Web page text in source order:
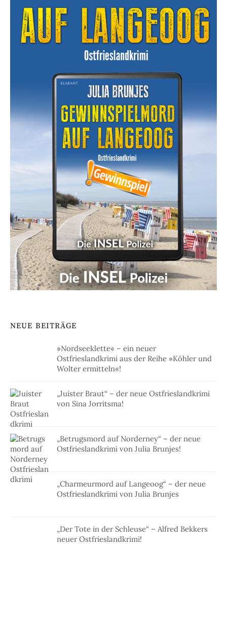
NEUE BEITRÄGE
»Nordseeklette« – ein neuer
Ostfrieslandkrimi aus der Reihe »Köhler und
Wolter ermitteln«!
„Juister Braut“ – der neue Ostfrieslandkrimi
von Sina Jorritsma!
„Betrugsmord auf Norderney“ – der neue
Ostfrieslandkrimi von Julia Brunjes!
„Charmeurmord auf Langeoog“ – der neue
Ostfrieslandkrimi von Julia Brunjes
„Der Tote in der Schleuse“ – Alfred Bekkers
neuer Ostfrieslandkrimi!